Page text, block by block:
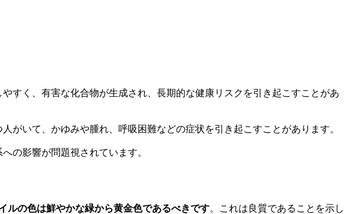
すく、有害な化合物が生成され、長期的な健康リスクを引き起こすことがあ
がいて、かゆみや腫れ、呼吸困難などの症状を引き起こすことがあります。
の影響が問題視されています。
ルの色は鮮やかな緑から黄金色であるべきです。これは良質であることを示し